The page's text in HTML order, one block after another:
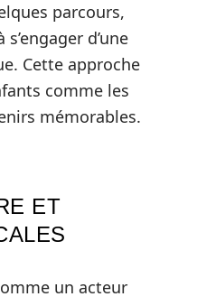
parcours,
d’une
Cette approche
comme les
mémorables.
ET
un acteur